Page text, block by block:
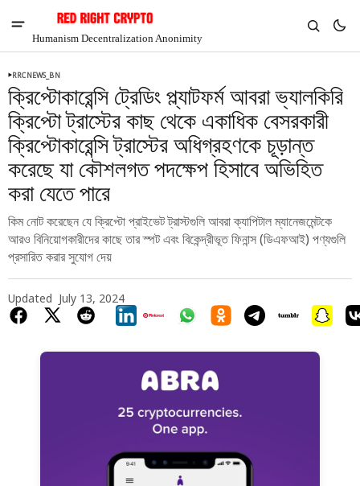
Humanism Decentralization Anonimity
$1.36
RRCNEWS_BN
ক্রিপ্টোকারেন্সি ট্রেডিং প্ল্যাটফর্ম আবরা ভ্যালকিরি
ক্রিপ্টো ট্রাস্টের কাছ থেকে একাধিক বেসরকারী
ক্রিপ্টোকারেন্সি ট্রাস্টের অধিগ্রহণকে চূড়ান্ত
করেছে যা কৌশলগত পদক্ষেপ হিসাবে অভিহিত
করা যেতে পারে
কিম নোট করেছেন যে ক্রিপ্টো প্রাইভেট ট্রাস্টগুলি আবরা ক্যাপিটাল ম্যানেজমেন্টকে
আরও বিনিয়োগকারীদের কাছে তার স্পট এবং বিকেন্দ্রীভূত ফিনান্স (ডিএফআই) পণ্যগুলি
প্রসারিত করার সুযোগ দেয়
Updated July 13, 2024